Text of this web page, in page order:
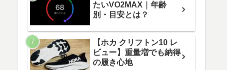
たいVO2MAX｜年齢
別・目安とは？
【ホカ クリフトン10 レ
ビュー】重量増でも納得
の履き心地